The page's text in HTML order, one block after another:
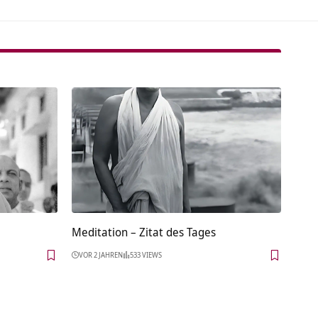
Meditation – Zitat des Tages
VOR 2 JAHREN 533 VIEWS